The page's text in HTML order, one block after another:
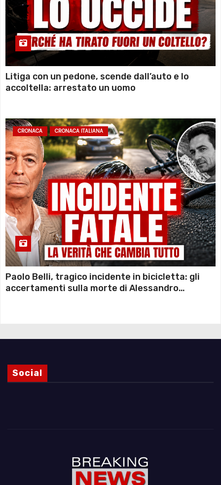
Litiga con un pedone, scende dall’auto e lo
accoltella: arrestato un uomo
CRONACA CRONACA ITALIANA
Paolo Belli, tragico incidente in bicicletta: gli
accertamenti sulla morte di Alessandro
Social